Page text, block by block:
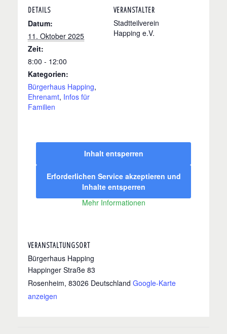
DETAILS
Datum:
11. Oktober 2025
Zeit:
8:00 - 12:00
Kategorien:
Bürgerhaus Happing,
Ehrenamt, Infos für
Familien
VERANSTALTER
Stadtteilverein
Happing e.V.
VERANSTALTUNGSORT
Bürgerhaus Happing
Happinger Straße 83
Rosenheim, 83026 Deutschland Google-Karte
anzeigen
Inhalt entsperren
Erforderlichen Service akzeptieren und
Inhalte entsperren
Mehr Informationen